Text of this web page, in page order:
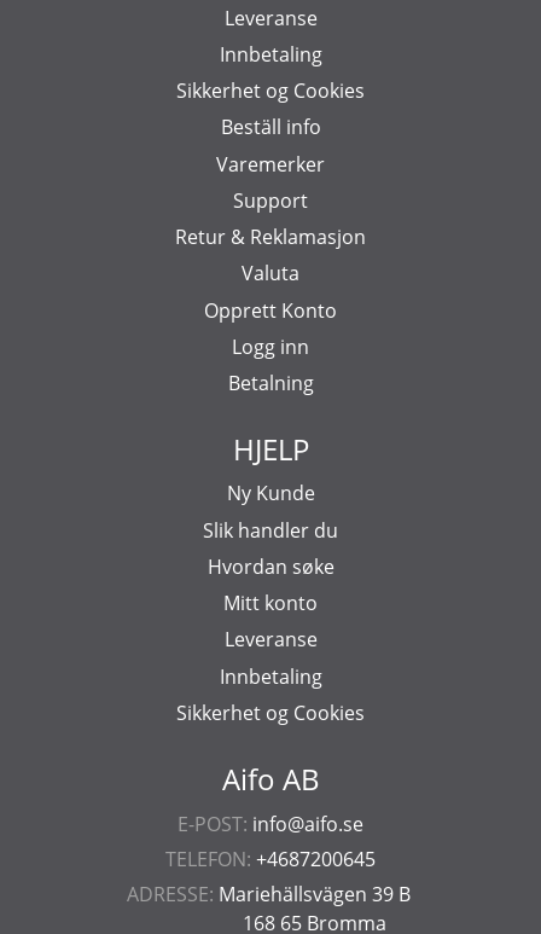
Aifo AB
E-POST: info@aifo.se
TELEFON: +4687200645
ADRESSE: Mariehällsvägen 39 B
168 65 Bromma
Leveranse
Innbetaling
Sikkerhet og Cookies
Beställ info
Varemerker
Support
Retur & Reklamasjon
Valuta
Opprett Konto
Logg inn
Betalning
HJELP
Ny Kunde
Slik handler du
Hvordan søke
Mitt konto
Leveranse
Innbetaling
Sikkerhet og Cookies